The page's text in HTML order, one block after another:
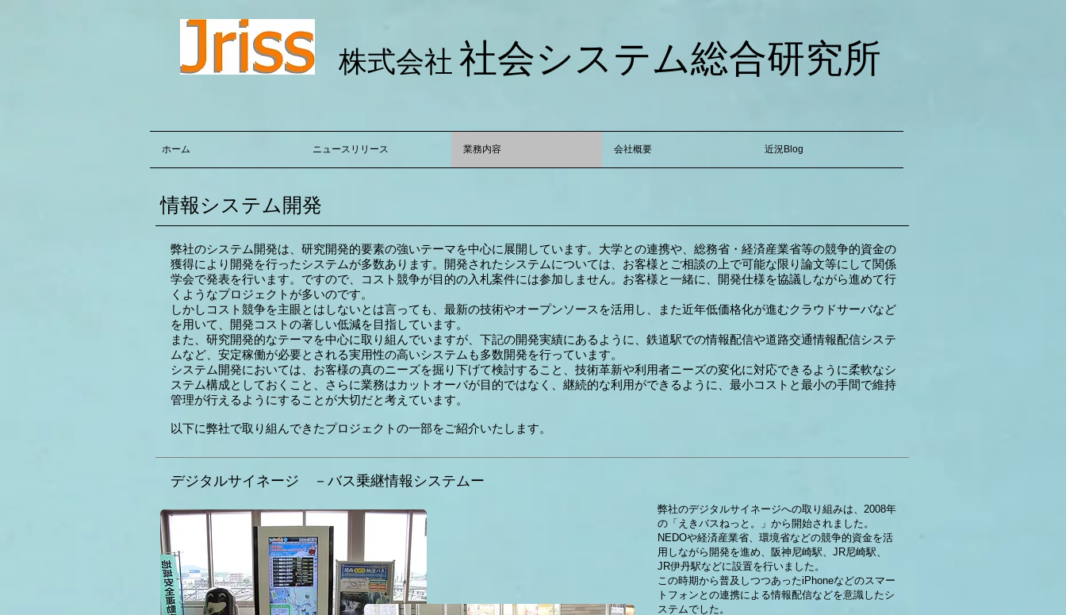
株式会社 社会システム総合研究所
ホーム ニュースリリース 業務内容 会社概要 近況Blog
情報システム開発
弊社のシステム開発は、研究開発的要素の強いテーマを中心に展開しています。大学との連携や、総務省・経済産業省等の競争的資金の
獲得により開発を行ったシステムが多数あります。開発されたシステムについては、お客様とご相談の上で可能な限り論文等にして関係
学会で発表を行います。ですので、コスト競争が目的の入札案件には参加しません。お客様と一緒に、開発仕様を協議しながら進めて行
くようなプロジェクトが多いのです。
しかしコスト競争を主眼とはしないとは言っても、最新の技術やオープンソースを活用し、また近年低価格化が進むクラウドサーバなど
を用いて、開発コストの著しい低減を目指しています。
また、研究開発的なテーマを中心に取り組んでいますが、下記の開発実績にあるように、鉄道駅での情報配信や道路交通情報配信システ
ムなど、安定稼働が必要とされる実用性の高いシステムも多数開発を行っています。
システム開発においては、お客様の真のニーズを掘り下げて検討すること、技術革新や利用者ニーズの変化に対応できるように柔軟なシ
ステム構成としておくこと、さらに業務はカットオーバが目的ではなく、継続的な利用ができるように、最小コストと最小の手間で維持
管理が行えるようにすることが大切だと考えています。
以下に弊社で取り組んできたプロジェクトの一部をご紹介いたします。
デジタルサイネージ －バス乗継情報システムー
弊社のデジタルサイネージへの取り組みは、2008年
の「えきバスねっと。」から開始されました。
NEDOや経済産業省、環境省などの競争的資金を活
用しながら開発を進め、阪神尼崎駅、JR尼崎駅、
JR伊丹駅などに設置を行いました。
この時期から普及しつつあったiPhoneなどのスマー
トフォンとの連携による情報配信などを意識したシ
ステムでした。